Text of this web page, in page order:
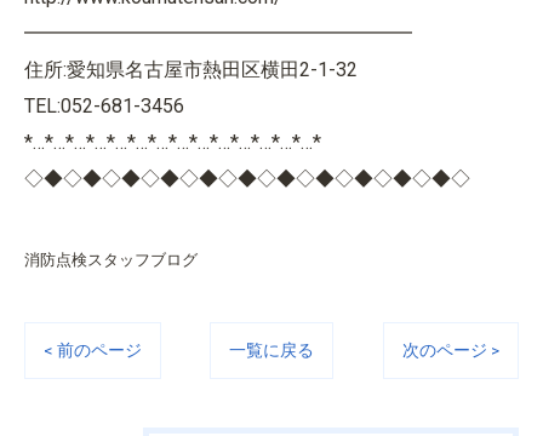
━━━━━━━━━━━━━━━━━━━━
住所:愛知県名古屋市熱田区横田2-1-32
TEL:052-681-3456
*…*…*…*…*…*…*…*…*…*…*…*…*…*…*
◇◆◇◆◇◆◇◆◇◆◇◆◇◆◇◆◇◆◇◆◇◆◇
消防点検スタッフブログ
< 前のページ 一覧に戻る 次のページ >